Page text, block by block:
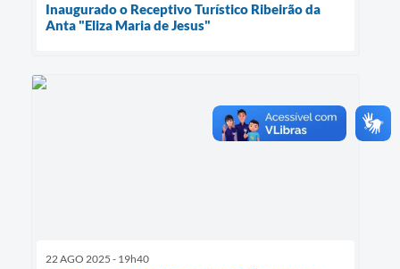
Inaugurado o Receptivo Turístico Ribeirão da
Anta "Eliza Maria de Jesus"
22 AGO 2025 - 19h40